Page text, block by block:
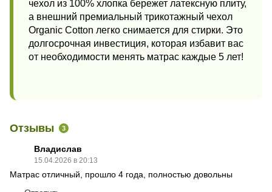
чехол из 100% хлопка бережет латексную плиту,
а внешний премиальный трикотажный чехол
Organic Cotton легко снимается для стирки. Это
долгосрочная инвестиция, которая избавит вас
от необходимости менять матрас каждые 5 лет!
Отзывы 3
Владислав
15.04.2026 в 20:13
Матрас отличный, прошло 4 года, полностью довольны